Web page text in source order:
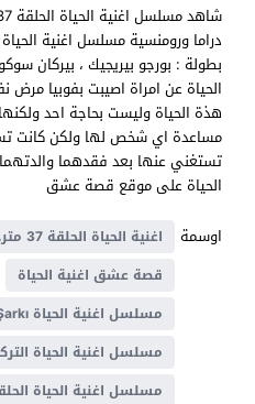
بطولة : بورجو بيريجيك ، بيركان
الحياة عن امراة اصيبت بفوبيا
هذة الحياة وليست بحاجة احد
مساعدة اي شخص لها ولكن كانت
تستغني عنها بعد فقدهما
الحياة على موقع قصة عشق
اوسمة
اغنية الحياة الحلقة 37 مترجم
قصة عشق اغنية الحياة
مسلسل اغنية الحياة Hayat Şarkı
مسلسل اغنية الحياة
مسلسل اغنية الحياة